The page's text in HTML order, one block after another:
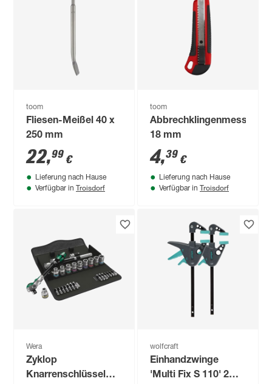
toom
Fliesen-Meißel 40 x
250 mm
22,99 €
Lieferung nach Hause
Verfügbar in Troisdorf
toom
Abbrechklingenmesser
18 mm
4,39 €
Lieferung nach Hause
Verfügbar in Troisdorf
Wera
Zyklop
Knarrenschlüssel
wolfcraft
Einhandzwinge
'Multi Fix S 110' 2